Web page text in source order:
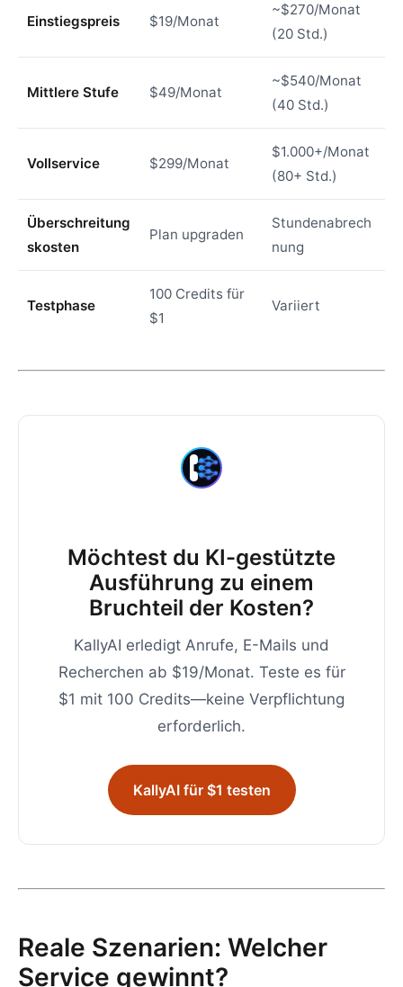
Einstiegspreis $19/Monat
~$270/Monat
(20 Std.)
Mittlere Stufe $49/Monat
~$540/Monat
(40 Std.)
Vollservice $299/Monat
$1.000+/Monat
(80+ Std.)
Überschreitung
skosten
Plan upgraden
Stundenabrech
nung
Testphase
100 Credits für
$1
Variiert
Möchtest du KI-gestützte
Ausführung zu einem
Bruchteil der Kosten?
KallyAI erledigt Anrufe, E-Mails und
Recherchen ab $19/Monat. Teste es für
$1 mit 100 Credits—keine Verpflichtung
erforderlich.
KallyAI für $1 testen
Reale Szenarien: Welcher
Service gewinnt?